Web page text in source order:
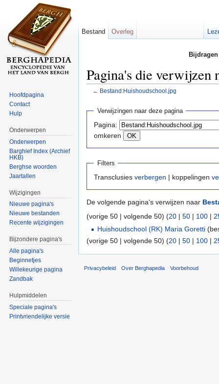
Pagina's die verwijzen
← Bestand:Huishoudschool.jpg
Verwijzingen naar deze pagina
Pagina:
omkeren
Filters
Transclusies verbergen | koppelingen
De volgende pagina's verwijzen naar
(vorige 50 | volgende 50) (20 | 50 | 100 |
Huishoudschool (RK) Maria Goretti
(vorige 50 | volgende 50) (20 | 50 | 100 |
Bestand Overleg
Hoofdpagina
Contact
Hulp
Onderwerpen
Onderwerpen
Barghief Index (Archief
HKB)
Berghse woorden
Jaartallen
Wijzigingen
Nieuwe pagina's
Nieuwe bestanden
Recente wijzigingen
Bijzondere pagina's
Alle pagina's
Beginnetjes
Willekeurige pagina
Zandbak
Hulpmiddelen
Speciale pagina's
Printvriendelijke versie
Privacybeleid Over Berghapedia Voorbehoud